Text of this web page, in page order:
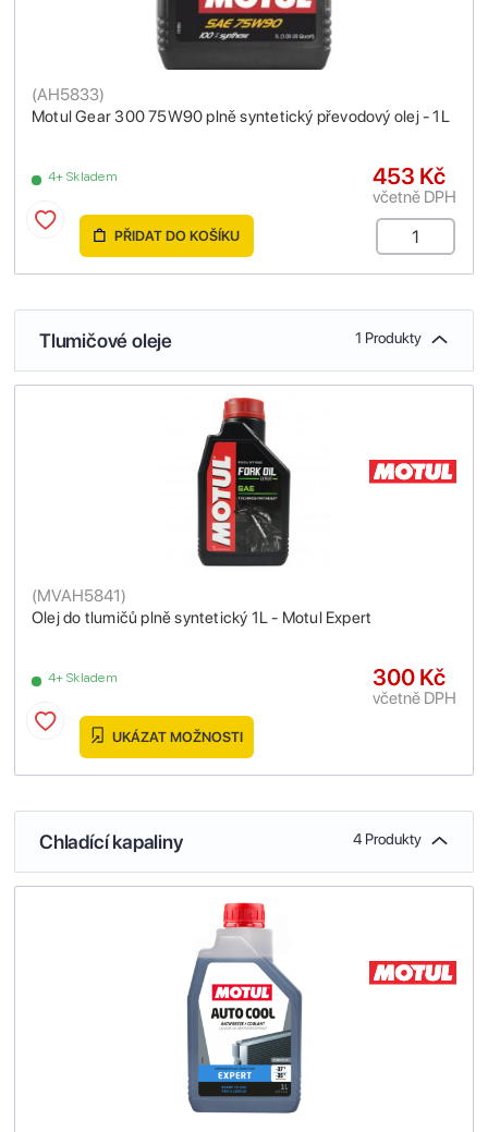
Motul Gear 300 75W90 plně syntetický převodový olej - 1L
(AH5833)
4+ Skladem 453 Kč
včetně DPH
PŘIDAT DO KOŠÍKU
Tlumičové oleje 1 Produkty
Olej do tlumičů plně syntetický 1L - Motul Expert
(MVAH5841)
4+ Skladem 300 Kč
včetně DPH
UKÁZAT MOŽNOSTI
Chladící kapaliny 4 Produkty